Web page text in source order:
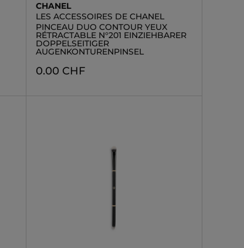
CHANEL
LES ACCESSOIRES DE CHANEL
PINCEAU DUO CONTOUR YEUX
RÉTRACTABLE N°201 EINZIEHBARER
DOPPELSEITIGER
AUGENKONTURENPINSEL
0.00 CHF